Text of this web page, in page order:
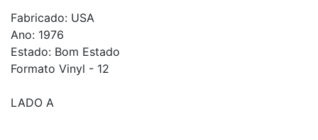
Fabricado: USA
Ano: 1976
Estado: Bom Estado
Formato Vinyl - 12
LADO A